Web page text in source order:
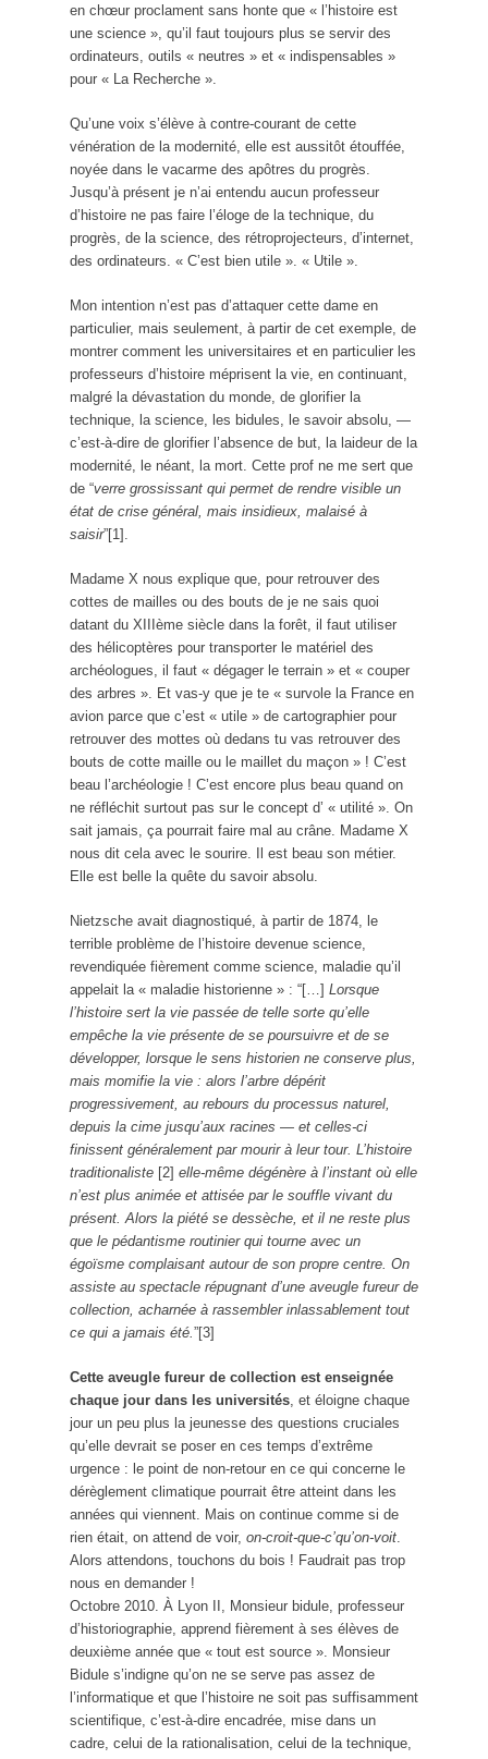
en chœur proclament sans honte que « l’histoire est
une science », qu’il faut toujours plus se servir des
ordinateurs, outils « neutres » et « indispensables »
pour « La Recherche ».
Qu’une voix s’élève à contre-courant de cette
vénération de la modernité, elle est aussitôt étouffée,
noyée dans le vacarme des apôtres du progrès.
Jusqu’à présent je n’ai entendu aucun professeur
d’histoire ne pas faire l’éloge de la technique, du
progrès, de la science, des rétroprojecteurs, d’internet,
des ordinateurs. « C’est bien utile ». « Utile ».
Mon intention n’est pas d’attaquer cette dame en
particulier, mais seulement, à partir de cet exemple, de
montrer comment les universitaires et en particulier les
professeurs d’histoire méprisent la vie, en continuant,
malgré la dévastation du monde, de glorifier la
technique, la science, les bidules, le savoir absolu, —
c’est-à-dire de glorifier l’absence de but, la laideur de la
modernité, le néant, la mort. Cette prof ne me sert que
de “verre grossissant qui permet de rendre visible un
état de crise général, mais insidieux, malaisé à
saisir”[1].
Madame X nous explique que, pour retrouver des
cottes de mailles ou des bouts de je ne sais quoi
datant du XIIIème siècle dans la forêt, il faut utiliser
des hélicoptères pour transporter le matériel des
archéologues, il faut « dégager le terrain » et « couper
des arbres ». Et vas-y que je te « survole la France en
avion parce que c’est « utile » de cartographier pour
retrouver des mottes où dedans tu vas retrouver des
bouts de cotte maille ou le maillet du maçon » ! C’est
beau l’archéologie ! C’est encore plus beau quand on
ne réfléchit surtout pas sur le concept d’ « utilité ». On
sait jamais, ça pourrait faire mal au crâne. Madame X
nous dit cela avec le sourire. Il est beau son métier.
Elle est belle la quête du savoir absolu.
Nietzsche avait diagnostiqué, à partir de 1874, le
terrible problème de l’histoire devenue science,
revendiquée fièrement comme science, maladie qu’il
appelait la « maladie historienne » : “[…] Lorsque
l’histoire sert la vie passée de telle sorte qu’elle
empêche la vie présente de se poursuivre et de se
développer, lorsque le sens historien ne conserve plus,
mais momifie la vie : alors l’arbre dépérit
progressivement, au rebours du processus naturel,
depuis la cime jusqu’aux racines — et celles-ci
finissent généralement par mourir à leur tour. L’histoire
traditionaliste [2] elle-même dégénère à l’instant où elle
n’est plus animée et attisée par le souffle vivant du
présent. Alors la piété se dessèche, et il ne reste plus
que le pédantisme routinier qui tourne avec un
égoïsme complaisant autour de son propre centre. On
assiste au spectacle répugnant d’une aveugle fureur de
collection, acharnée à rassembler inlassablement tout
ce qui a jamais été. ”[3]
Cette aveugle fureur de collection est enseignée
chaque jour dans les universités , et éloigne chaque
jour un peu plus la jeunesse des questions cruciales
qu’elle devrait se poser en ces temps d’extrême
urgence : le point de non-retour en ce qui concerne le
dérèglement climatique pourrait être atteint dans les
années qui viennent. Mais on continue comme si de
rien était, on attend de voir, on-croit-que-c’qu’on-voit
Alors attendons, touchons du bois ! Faudrait pas trop
nous en demander !
Octobre 2010. À Lyon II, Monsieur bidule, professeur
d’historiographie, apprend fièrement à ses élèves de
deuxième année que « tout est source ». Monsieur
Bidule s’indigne qu’on ne se serve pas assez de
l’informatique et que l’histoire ne soit pas suffisamment
scientifique, c’est-à-dire encadrée, mise dans un
cadre, celui de la rationalisation, celui de la technique,